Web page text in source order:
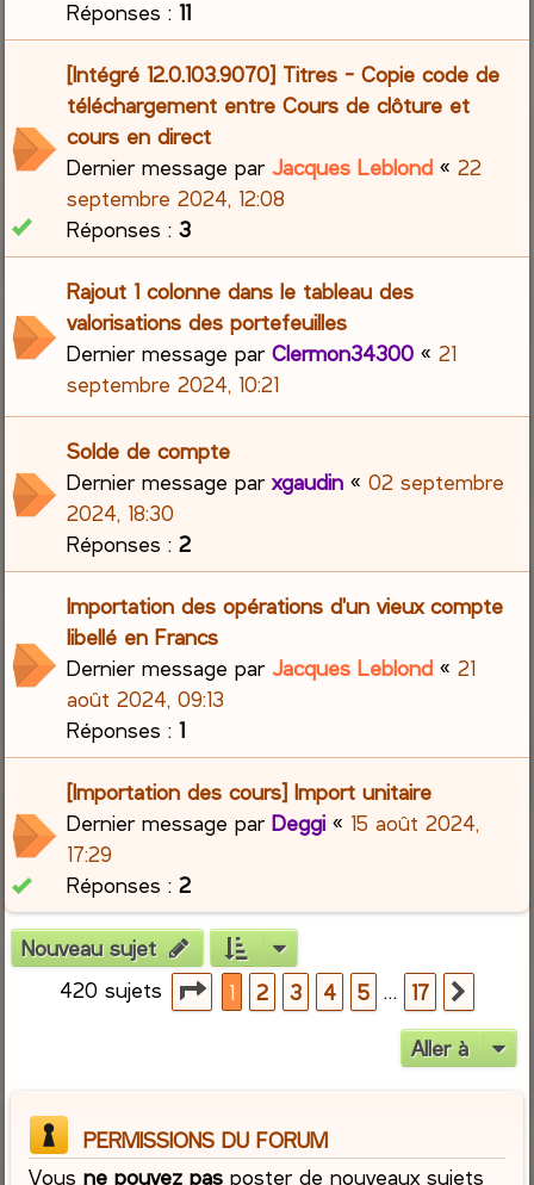
Réponses :11
[Intégré 12.0.103.9070] Titres - Copie code de
téléchargement entre Cours de clôture et
cours en direct
Dernier message parJacques Leblond «22
septembre 2024, 12:08
Réponses :3
Rajout 1 colonne dans le tableau des
valorisations des portefeuilles
Dernier message parClermon34300 «21
septembre 2024, 10:21
Solde de compte
Dernier message parxgaudin «02 septembre
2024, 18:30
Réponses :2
Importation des opérations d'un vieux compte
libellé en Francs
Dernier message parJacques Leblond «21
août 2024, 09:13
Réponses :1
[Importation des cours] Import unitaire
Dernier message parDeggi « 15 août 2024,
17:29
Réponses :2
Nouveau sujet
420 sujets
Page1sur 17
1 2 3 4 5 … 17
Aller à
PERMISSIONS DU FORUM
Vousne pouvez pas poster de nouveaux sujets